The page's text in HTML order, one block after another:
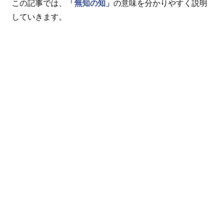
この記事では、 「無知の知」 の意味を分かりやすく説明
していきます。